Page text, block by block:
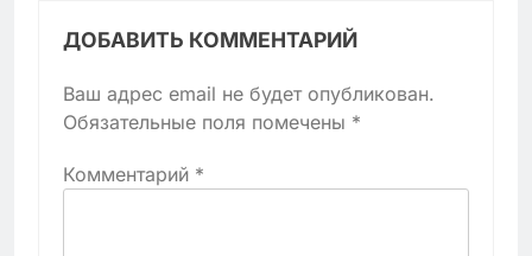
ДОБАВИТЬ КОММЕНТАРИЙ
Ваш адрес email не будет опубликован.
Обязательные поля помечены *
Комментарий *